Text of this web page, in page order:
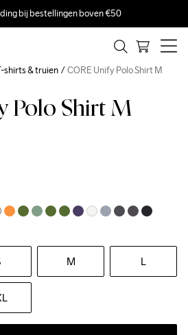
bij bestellingen boven €50
Polo Shirt M
M L
shirts & truien CORE Unify Polo Shirt M